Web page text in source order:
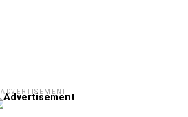
ADVERTISEMENT